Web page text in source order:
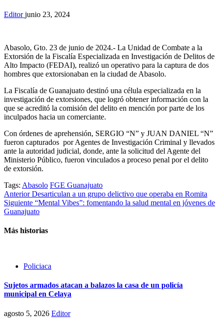
Editorjunio 23, 2024
Abasolo, Gto. 23 de junio de 2024.- La Unidad de Combate a la
Extorsión de la Fiscalía Especializada en Investigación de Delitos de
Alto Impacto (FEDAI), realizó un operativo para la captura de dos
hombres que extorsionaban en la ciudad de Abasolo.
La Fiscalía de Guanajuato destinó una célula especializada en la
investigación de extorsiones, que logró obtener información con la
que se acreditó la comisión del delito en mención por parte de los
inculpados hacia un comerciante.
Con órdenes de aprehensión, SERGIO “N” y JUAN DANIEL “N”
fueron capturados por Agentes de Investigación Criminal y llevados
ante la autoridad judicial, donde, ante la solicitud del Agente del
Ministerio Público, fueron vinculados a proceso penal por el delito
de extorsión.
Tags: Abasolo FGE Guanajuato
Post
navigation
AnteriorDesarticulan a un grupo delictivo que operaba en Romita
Siguiente “Mental Vibes”: fomentando la salud mental en jóvenes de
Guanajuato
Más historias
Policiaca
Sujetos armados atacan a balazos la casa de un policía
municipal en Celaya
agosto 5, 2026 Editor